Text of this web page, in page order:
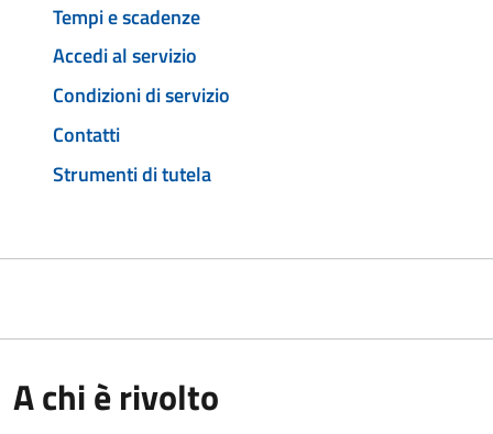
Tempi e scadenze
Accedi al servizio
Condizioni di servizio
Contatti
Strumenti di tutela
A chi è rivolto